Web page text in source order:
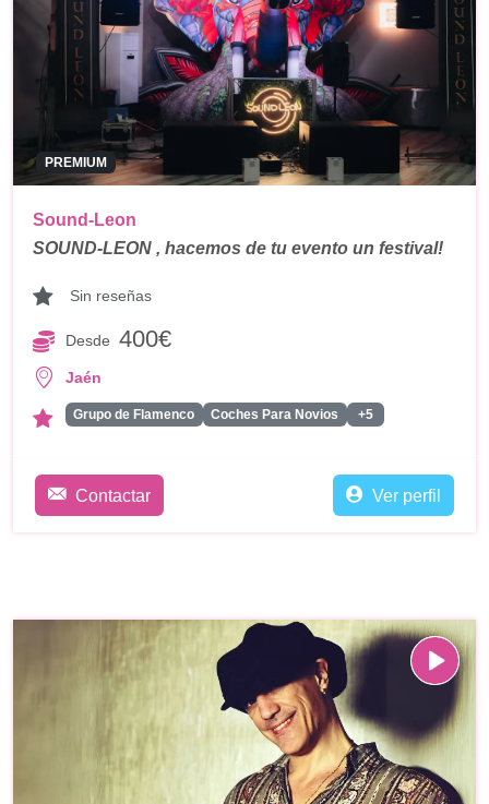
PREMIUM
Sound-Leon
SOUND-LEON , hacemos de tu evento un festival!
Sin reseñas
Desde 400€
Jaén
Grupo de Flamenco Coches Para Novios +5
Contactar Ver perfil